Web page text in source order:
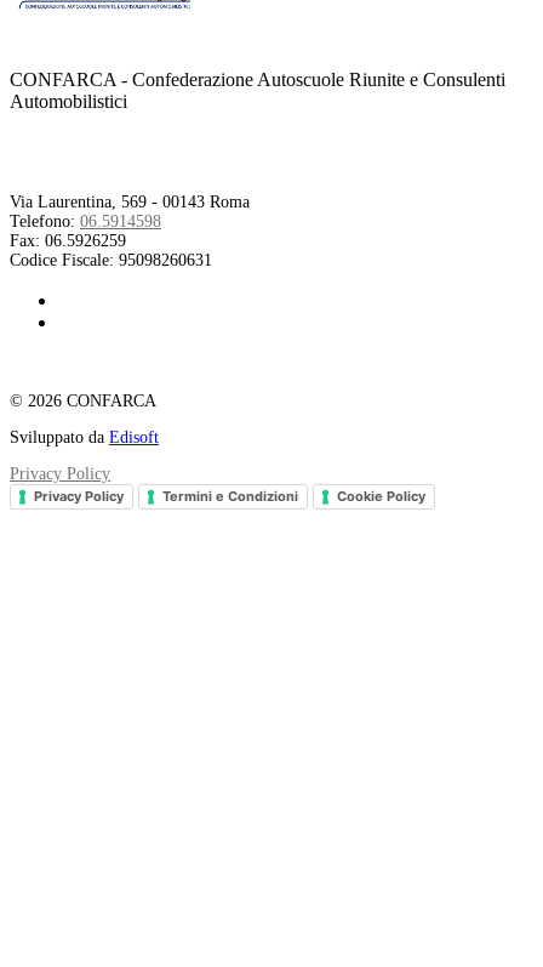
CONFARCA - Confederazione Autoscuole Riunite e Consulenti
Automobilistici
Via Laurentina, 569 - 00143 Roma
Telefono: 06.5914598
Fax: 06.5926259
Codice Fiscale: 95098260631
© 2026 CONFARCA
Sviluppato da Edisoft
Privacy Policy
Privacy Policy Termini e Condizioni Cookie Policy